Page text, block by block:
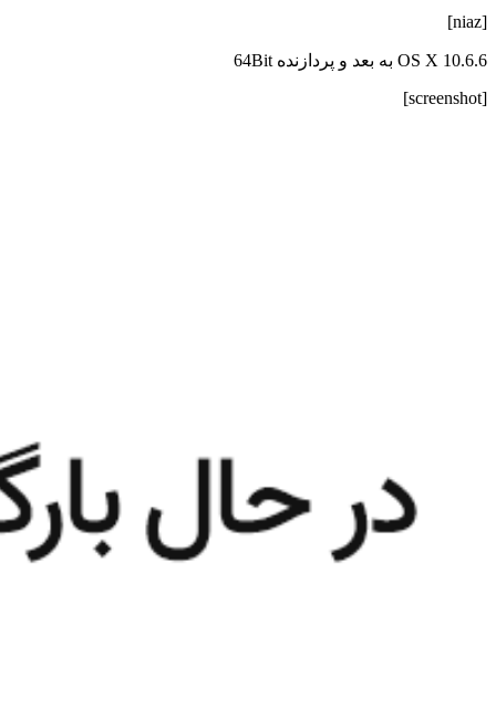
[niaz]
OS X 10.6.6 به بعد و پردازنده 64Bit
[screenshot]